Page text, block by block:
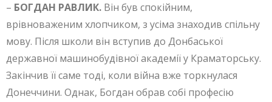
– БОГДАН РАВЛИК. Він був спокійним,
врівноваженим хлопчиком, з усіма знаходив спільну
мову. Після школи він вступив до Донбаської
державної машинобудівної академії у Краматорську.
Закінчив її саме тоді, коли війна вже торкнулася
Донеччини. Однак, Богдан обрав собі професію